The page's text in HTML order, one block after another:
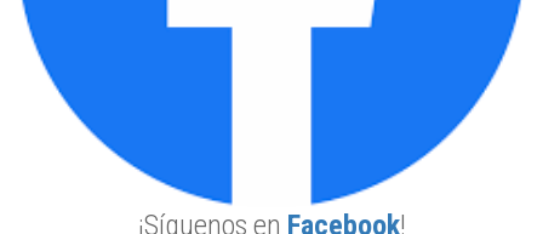
¡Síguenos en Facebook!